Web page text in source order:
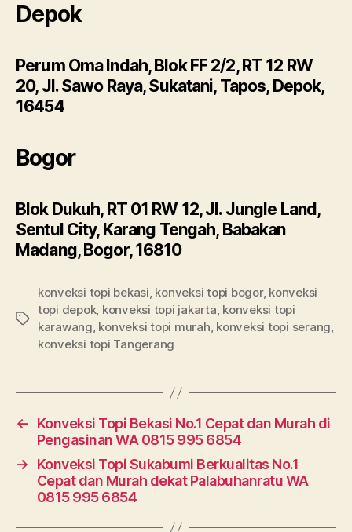
Depok
Perum Oma Indah, Blok FF 2/2, RT 12 RW
20, Jl. Sawo Raya, Sukatani, Tapos, Depok,
16454
Bogor
Blok Dukuh, RT 01 RW 12, Jl. Jungle Land,
Sentul City, Karang Tengah, Babakan
Madang, Bogor, 16810
Tags
konveksi topi bekasi, konveksi topi bogor, konveksi
topi depok, konveksi topi jakarta, konveksi topi
karawang, konveksi topi murah, konveksi topi serang,
konveksi topi Tangerang
←
Konveksi Topi Bekasi No.1 Cepat dan Murah di
Pengasinan WA 0815 995 6854
→
Konveksi Topi Sukabumi Berkualitas No.1
Cepat dan Murah dekat Palabuhanratu WA
0815 995 6854